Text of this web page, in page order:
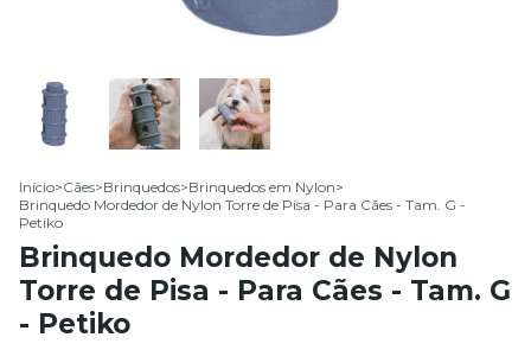
Início>Cães>Brinquedos>Brinquedos em Nylon>
Brinquedo Mordedor de Nylon Torre de Pisa - Para Cães - Tam. G -
Petiko
Brinquedo Mordedor de Nylon
Torre de Pisa - Para Cães - Tam. G
- Petiko